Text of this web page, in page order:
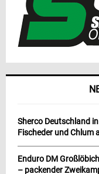
Sherco Deutschland
Fischeder und Chlum
Enduro DM
– packender